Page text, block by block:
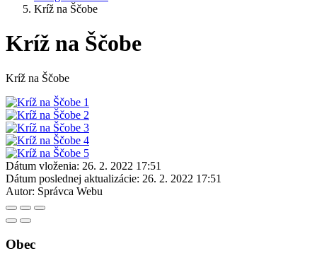
Kríž na Ščobe
Kríž na Ščobe
Kríž na Ščobe
Dátum vloženia: 26. 2. 2022 17:51
Dátum poslednej aktualizácie: 26. 2. 2022 17:51
Autor: Správca Webu
Obec